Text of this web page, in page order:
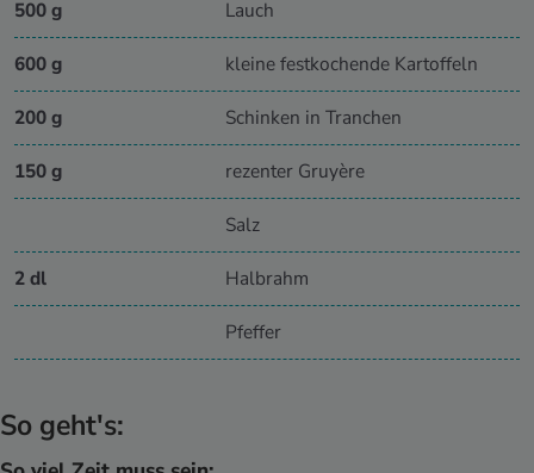
500 g Lauch
600 g kleine festkochende Kartoffeln
200 g Schinken in Tranchen
150 g rezenter Gruyère
Salz
2 dl Halbrahm
Pfeffer
So geht's: